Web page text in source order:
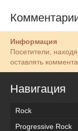
Информация
Посетители,
оставлять
Навигация
Rock
Progressive Rock